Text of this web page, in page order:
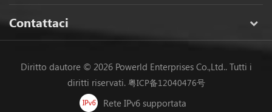
Contattaci
Diritto dautore © 2026 Powerld Enterprises Co.,Ltd.. Tutti i
diritti riservati. 粤ICP备12040476号
Rete IPv6 supportata